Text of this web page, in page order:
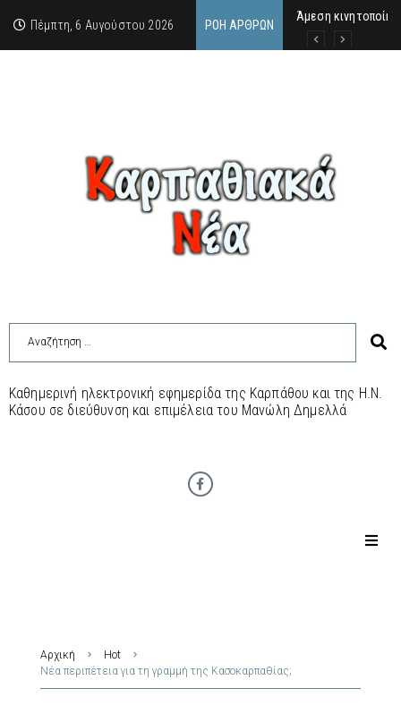
Πέμπτη, 6 Αυγούστου 2026 ΡΟΉ ΆΡΘΡΩΝ
Άμεση
Στο πανηγύρι του
ΣΥΝΑΥΛΙΑ ΜΑΡΙΟΥ
Καθημερινή ηλεκτρονική εφημερίδα της Καρπάθου και της Η.Ν.
Κάσου σε διεύθυνση και επιμέλεια του Μανώλη Δημελλά
Αρχική
Hot
Νέα περιπέτεια για τη γραμμή της Κασοκαρπαθίας;